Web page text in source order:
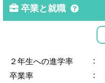
卒業と就職
２年生への進学率 :
卒業率 :